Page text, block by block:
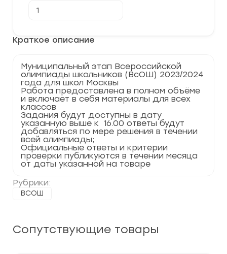
Краткое описание
Муниципальный этап Всероссийской
олимпиады школьников (ВсОШ) 2023/2024
года для школ Москвы
Работа предоставлена в полном объёме
и включает в себя материалы для всех
классов
Задания будут доступны в дату
указанную выше к 16.00 ответы будут
добавляться по мере решения в течении
всей олимпиады;
Официальные ответы и критерии
проверки публикуются в течении месяца
от даты указанной на товаре
Рубрики:
ВСОШ
товара
Муниципальный
этап
2023-
2024
г.
Москва
77
регион
Сопутствующие товары